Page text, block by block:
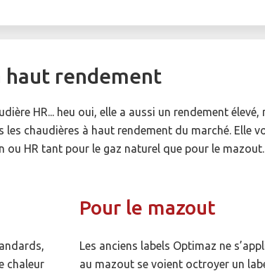
haut rendement
HR... heu oui, elle a aussi un rendement élevé,
chaudières à haut rendement du marché. Elle
ou HR tant pour le gaz naturel que pour le mazout.
chaleur
Pour le mazout
Les anciens labels Optimaz ne
au mazout se voient octroyer un